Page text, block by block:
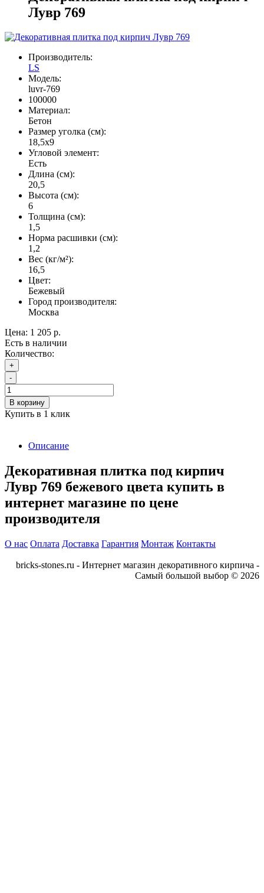
Лувр 769
Производитель:
LS
Модель:
luvr-769
100000
Материал:
Бетон
Размер уголка (см):
18,5х9
Угловой элемент:
Есть
Длина (см):
20,5
Высота (см):
6
Толщина (см):
1,5
Норма расшивки (см):
1,2
Вес (кг/м²):
16,5
Цвет:
Бежевый
Город производителя:
Москва
Цена: 1 205 р.
Есть в наличии
Количество:
+
-
В корзину
Купить в 1 клик
Описание
Декоративная плитка под кирпич
Лувр 769 бежевого цвета купить в
интернет магазине по цене
производителя
О нас Оплата Доставка Гарантия Монтаж Контакты
bricks-stones.ru - Интернет магазин декоративного кирпича -
Самый большой выбор © 2026